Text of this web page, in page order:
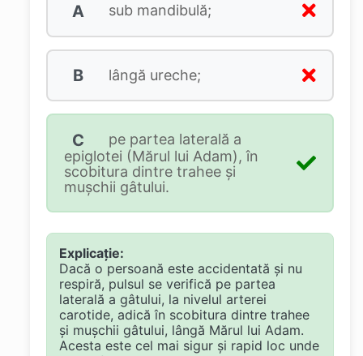
A sub mandibulă;
B lângă ureche;
C
pe partea laterală a
epiglotei (Mărul lui Adam), în
scobitura dintre trahee şi
muşchii gâtului.
Explicație:
Dacă o persoană este accidentată și nu
respiră, pulsul se verifică pe partea
laterală a gâtului, la nivelul arterei
carotide, adică în scobitura dintre trahee
și mușchii gâtului, lângă Mărul lui Adam.
Acesta este cel mai sigur și rapid loc unde